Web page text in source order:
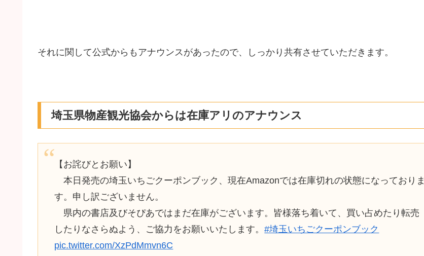
それに関して公式からもアナウンスがあったので、しっかり共有させていただきます。
埼玉県物産観光協会からは在庫アリのアナウンス
【お詫びとお願い】
本日発売の埼玉いちごクーポンブック、現在Amazonでは在庫切れの状態になっておりま
す。申し訳ございません。
県内の書店及びそぴあではまだ在庫がございます。皆様落ち着いて、買い占めたり転売
したりなさらぬよう、ご協力をお願いいたします。#埼玉いちごクーポンブック
pic.twitter.com/XzPdMmvn6C